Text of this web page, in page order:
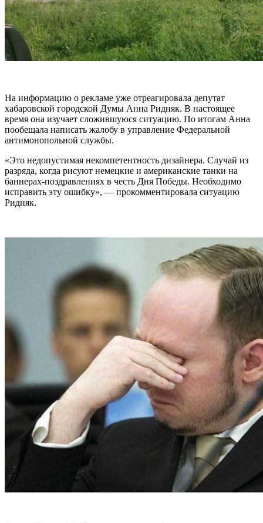
На информацию о рекламе уже отреагировала депутат
хабаровской городской Думы Анна Ридняк. В настоящее
время она изучает сложившуюся ситуацию. По итогам Анна
пообещала написать жалобу в управление Федеральной
антимонопольной службы.
«Это недопустимая некомпетентность дизайнера. Случай из
разряда, когда рисуют немецкие и американские танки на
баннерах-поздравлениях в честь Дня Победы. Необходимо
исправить эту ошибку», — прокомментировала ситуацию
Ридняк.